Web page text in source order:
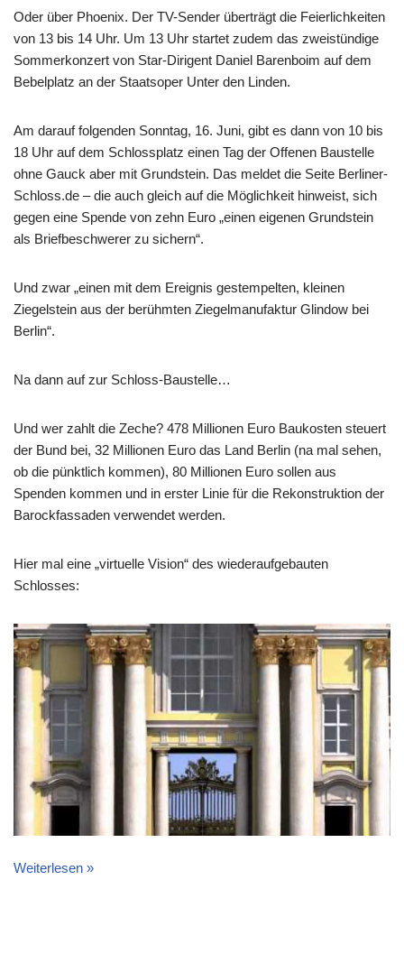
Oder über Phoenix. Der TV-Sender überträgt die Feierlichkeiten
von 13 bis 14 Uhr. Um 13 Uhr startet zudem das zweistündige
Sommerkonzert von Star-Dirigent Daniel Barenboim auf dem
Bebelplatz an der Staatsoper Unter den Linden.
Am darauf folgenden Sonntag, 16. Juni, gibt es dann von 10 bis
18 Uhr auf dem Schlossplatz einen Tag der Offenen Baustelle
ohne Gauck aber mit Grundstein. Das meldet die Seite Berliner-
Schloss.de – die auch gleich auf die Möglichkeit hinweist, sich
gegen eine Spende von zehn Euro „einen eigenen Grundstein
als Briefbeschwerer zu sichern“.
Und zwar „einen mit dem Ereignis gestempelten, kleinen
Ziegelstein aus der berühmten Ziegelmanufaktur Glindow bei
Berlin“.
Na dann auf zur Schloss-Baustelle…
Und wer zahlt die Zeche? 478 Millionen Euro Baukosten steuert
der Bund bei, 32 Millionen Euro das Land Berlin (na mal sehen,
ob die pünktlich kommen), 80 Millionen Euro sollen aus
Spenden kommen und in erster Linie für die Rekonstruktion der
Barockfassaden verwendet werden.
Hier mal eine „virtuelle Vision“ des wiederaufgebauten
Schlosses:
Weiterlesen »